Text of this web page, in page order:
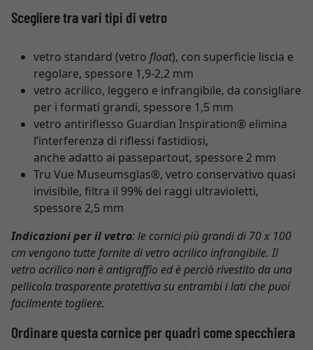
Scegliere tra vari tipi di vetro
vetro standard (vetro float), con superficie liscia e
regolare, spessore 1,9-2,2 mm
vetro acrilico, leggero e infrangibile, da consigliare
per i formati grandi, spessore 1,5 mm
vetro antiriflesso Guardian Inspiration® elimina
l’interferenza di riflessi fastidiosi,
anche adatto ai passepartout, spessore 2 mm
Tru Vue Museumsglas®, vetro conservativo quasi
invisibile, filtra il 99% dei raggi ultravioletti,
spessore 2,5 mm
Indicazioni per il vetro: le cornici più grandi di 70 x 100
cm vengono tutte fornite di vetro acrilico infrangibile. Il
vetro acrilico non è antigraffio ed è perciò rivestito da una
pellicola trasparente protettiva su entrambi i lati che puoi
facilmente togliere.
Ordinare questa cornice per quadri come specchiera